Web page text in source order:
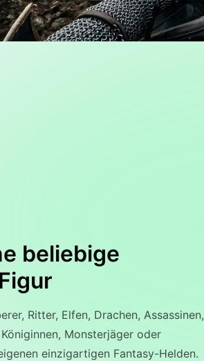
beliebige
Ritter, Elfen, Drachen, Assassinen,
Monsterjäger oder
einzigartigen Fantasy-Helden.